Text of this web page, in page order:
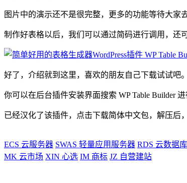
图片中的演示还不是很完整，更多的功能等待大家
制作好表格以后，我们可以通过简码进行调用，还
好了，介绍就到这里，喜欢的朋友自己下载试试吧。
你可以在后台插件安装界面搜索 WP Table Builder 进
已经汉化了该插件，点击下载简体中文包，解压后
ECS 云服务器 SWAS 轻量应用服务器 RDS 云数据库
MK 云市场 XIN 心选 IM 商标 JZ 自营建站